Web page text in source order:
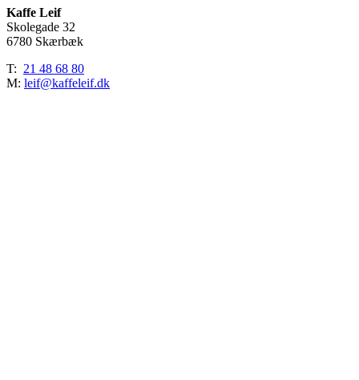
antal
Kaffe Leif
Skolegade 32
6780 Skærbæk
T: 21 48 68 80
M: leif@kaffeleif.dk